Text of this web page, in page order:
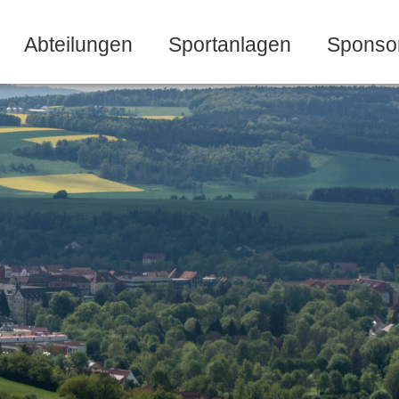
Abteilungen Sportanlagen